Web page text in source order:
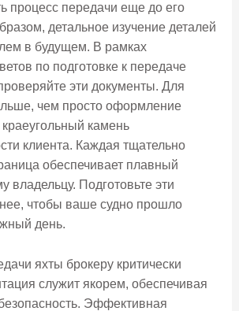
процесс передачи еще до его
детальное изучение деталей
в будущем. В рамках
по подготовке к передаче
эти документы. Для
чем просто оформление
камень
клиента. Каждая тщательно
обеспечивает плавный
владельцу. Подготовьте эти
чтобы ваше судно прошло
день.
яхты брокеру критически
служит якорем, обеспечивая
Эффективная